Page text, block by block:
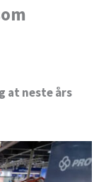
at neste års